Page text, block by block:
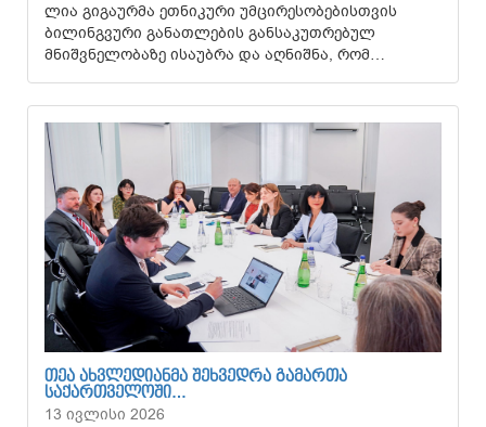
ლია გიგაურმა ეთნიკური უმცირესობებისთვის
ბილინგვური განათლების განსაკუთრებულ
მნიშვნელობაზე ისაუბრა და აღნიშნა, რომ…
ᲗᲔᲐ ᲐᲮᲕᲚᲔᲓᲘᲐᲜᲛᲐ ᲨᲔᲮᲕᲔᲓᲠᲐ ᲒᲐᲛᲐᲠᲗᲐ
ᲡᲐᲥᲐᲠᲗᲕᲔᲚᲝᲨᲘ…
13 ივლისი 2026